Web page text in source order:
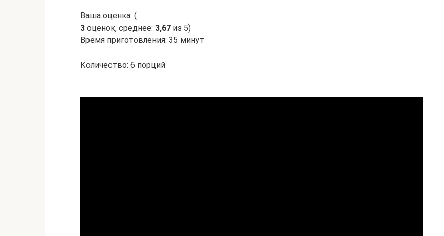
Ваша оценка: (
3 оценок, среднее: 3,67 из 5)
Время приготовления: 35 минут
Количество: 6 порций